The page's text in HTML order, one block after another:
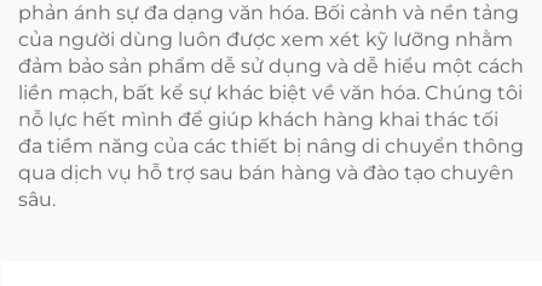
phản ánh sự đa dạng văn hóa. Bối cảnh và nền tảng
của người dùng luôn được xem xét kỹ lưỡng nhằm
đảm bảo sản phẩm dễ sử dụng và dễ hiểu một cách
liền mạch, bất kể sự khác biệt về văn hóa. Chúng tôi
nỗ lực hết mình để giúp khách hàng khai thác tối
đa tiềm năng của các thiết bị nâng di chuyển thông
qua dịch vụ hỗ trợ sau bán hàng và đào tạo chuyên
sâu.